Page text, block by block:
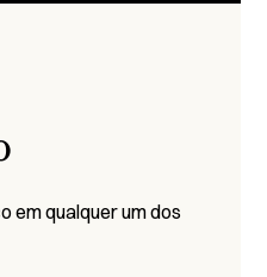
em qualquer um dos